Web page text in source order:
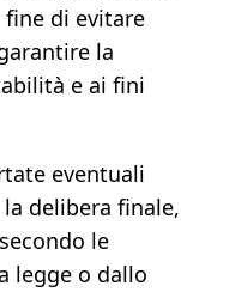
fine di evitare
la
e ai fini
eventuali
delibera finale,
le
legge o dallo